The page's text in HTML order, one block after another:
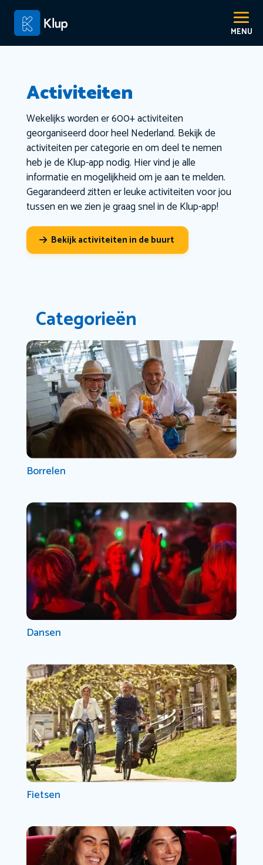
Activiteiten
Wekelijks worden er 600+ activiteiten
georganiseerd door heel Nederland. Bekijk de
activiteiten per categorie en om deel te nemen
heb je de Klup-app nodig. Hier vind je alle
informatie en mogelijkheid om je aan te melden.
Gegarandeerd zitten er leuke activiteiten voor jou
tussen en we zien je graag snel in de Klup-app!
Bekijk activiteiten in de buurt
Categorieën
Borrelen
Dansen
Fietsen